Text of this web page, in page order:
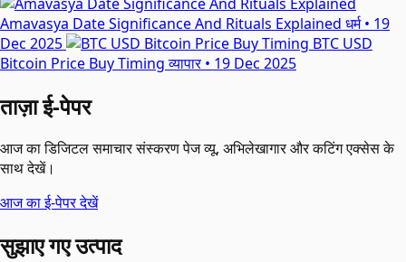
Amavasya Date Significance And Rituals Explained धर्म • 19
Dec 2025
BTC USD
Bitcoin Price Buy Timing व्यापार • 19 Dec 2025
ताज़ा ई-पेपर
आज का डिजिटल समाचार संस्करण पेज व्यू, अभिलेखागार और कटिंग एक्सेस के
साथ देखें।
आज का ई-पेपर देखें
सुझाए गए उत्पाद